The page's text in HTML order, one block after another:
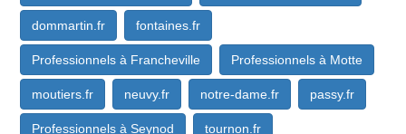
dommartin.fr fontaines.fr
Professionnels à Francheville Professionnels à Motte
moutiers.fr neuvy.fr notre-dame.fr passy.fr
Professionnels à Seynod tournon.fr